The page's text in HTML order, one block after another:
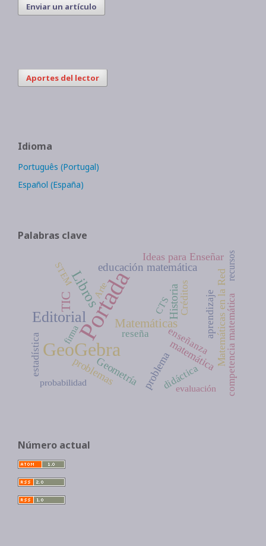
Enviar un artículo
Aportes del lector
Idioma
Português (Portugal)
Español (España)
Palabras clave
Portada
GeoGebra
Editorial
Libros
TIC
Matemáticas
educación matemática
Historia
matemáticaMatemáticas en la Red
problema
Geometría
Ideas para Enseñar
problemas
estadística reseña competencia matemática
Créditos aprendizaje
didáctica
enseñanza
STEM
probabilidad
firma
evaluación
Arte
recursos
CTS
Número actual